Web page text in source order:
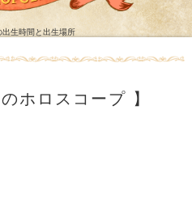
生時間と出生場所
ホロスコープ 】